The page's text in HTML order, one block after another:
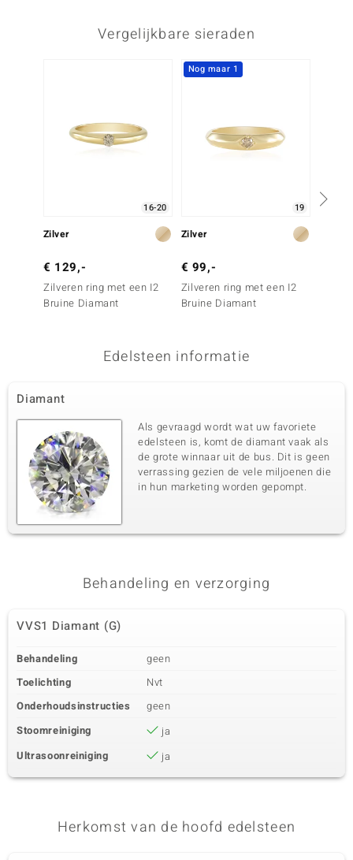
Vergelijkbare sieraden
16-20
Zilver
€ 129,-
Zilveren ring met een I2
Bruine Diamant
Nog maar 1
19
Zilver
€ 99,-
Zilveren ring met een I2
Bruine Diamant
Edelsteen informatie
Diamant
Als gevraagd wordt wat uw favoriete
edelsteen is, komt de diamant vaak als
de grote winnaar uit de bus. Dit is geen
verrassing gezien de vele miljoenen die
in hun marketing worden gepompt.
Behandeling en verzorging
VVS1 Diamant (G)
Behandeling
geen
Toelichting
Nvt
Onderhoudsinstructies
geen
Stoomreiniging
ja
Ultrasoonreiniging
ja
Herkomst van de hoofd edelsteen